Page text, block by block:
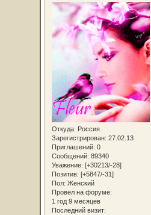
Откуда: Россия
Зарегистрирован: 27.02.13
Приглашений: 0
Сообщений: 89340
Уважение: [+30213/-28]
Позитив: [+5847/-31]
Пол: Женский
Провел на форуме:
1 год 9 месяцев
Последний визит: